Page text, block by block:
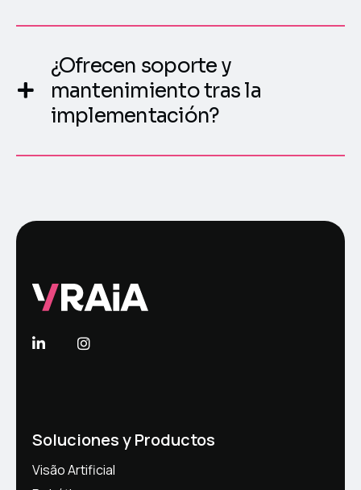
¿Ofrecen soporte y
mantenimiento tras la
implementación?
Soluciones y Productos
Visão Artificial